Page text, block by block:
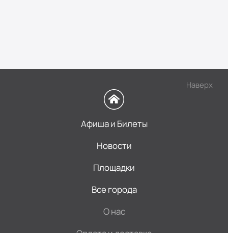
Наверх
Афиша и Билеты
Новости
Площадки
Все города
О нас